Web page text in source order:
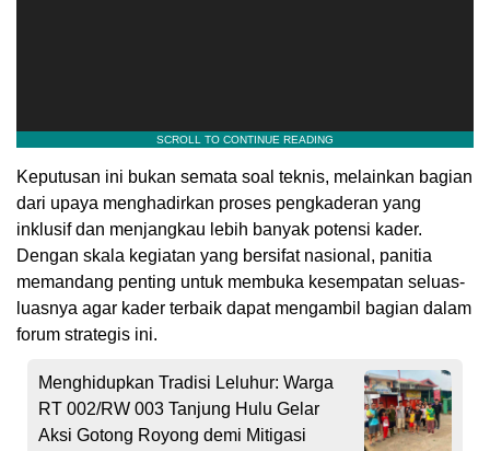
Keputusan ini bukan semata soal teknis, melainkan bagian
dari upaya menghadirkan proses pengkaderan yang
inklusif dan menjangkau lebih banyak potensi kader.
Dengan skala kegiatan yang bersifat nasional, panitia
memandang penting untuk membuka kesempatan seluas-
luasnya agar kader terbaik dapat mengambil bagian dalam
forum strategis ini.
Menghidupkan Tradisi Leluhur: Warga
RT 002/RW 003 Tanjung Hulu Gelar
Aksi Gotong Royong demi Mitigasi